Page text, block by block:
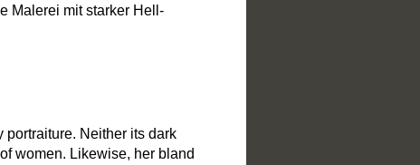
Malerei mit starker Hell-
portraiture. Neither its dark
women. Likewise, her bland